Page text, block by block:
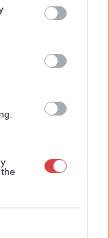
és műtárgyak
festmények
és
mely által bárki
hogy részt